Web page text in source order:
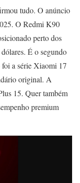
tudo. O anúncio
O Redmi K90
perto dos
É o segundo
a série Xiaomi 17
original. A
15. Quer também
premium